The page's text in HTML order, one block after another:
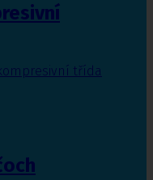
třída